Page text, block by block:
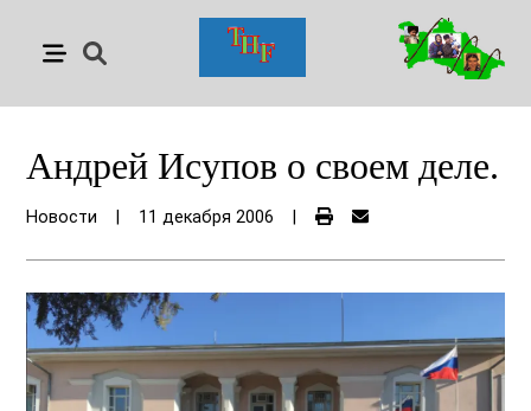
Андрей Исупов о своем деле.
Новости 11 декабря 2006